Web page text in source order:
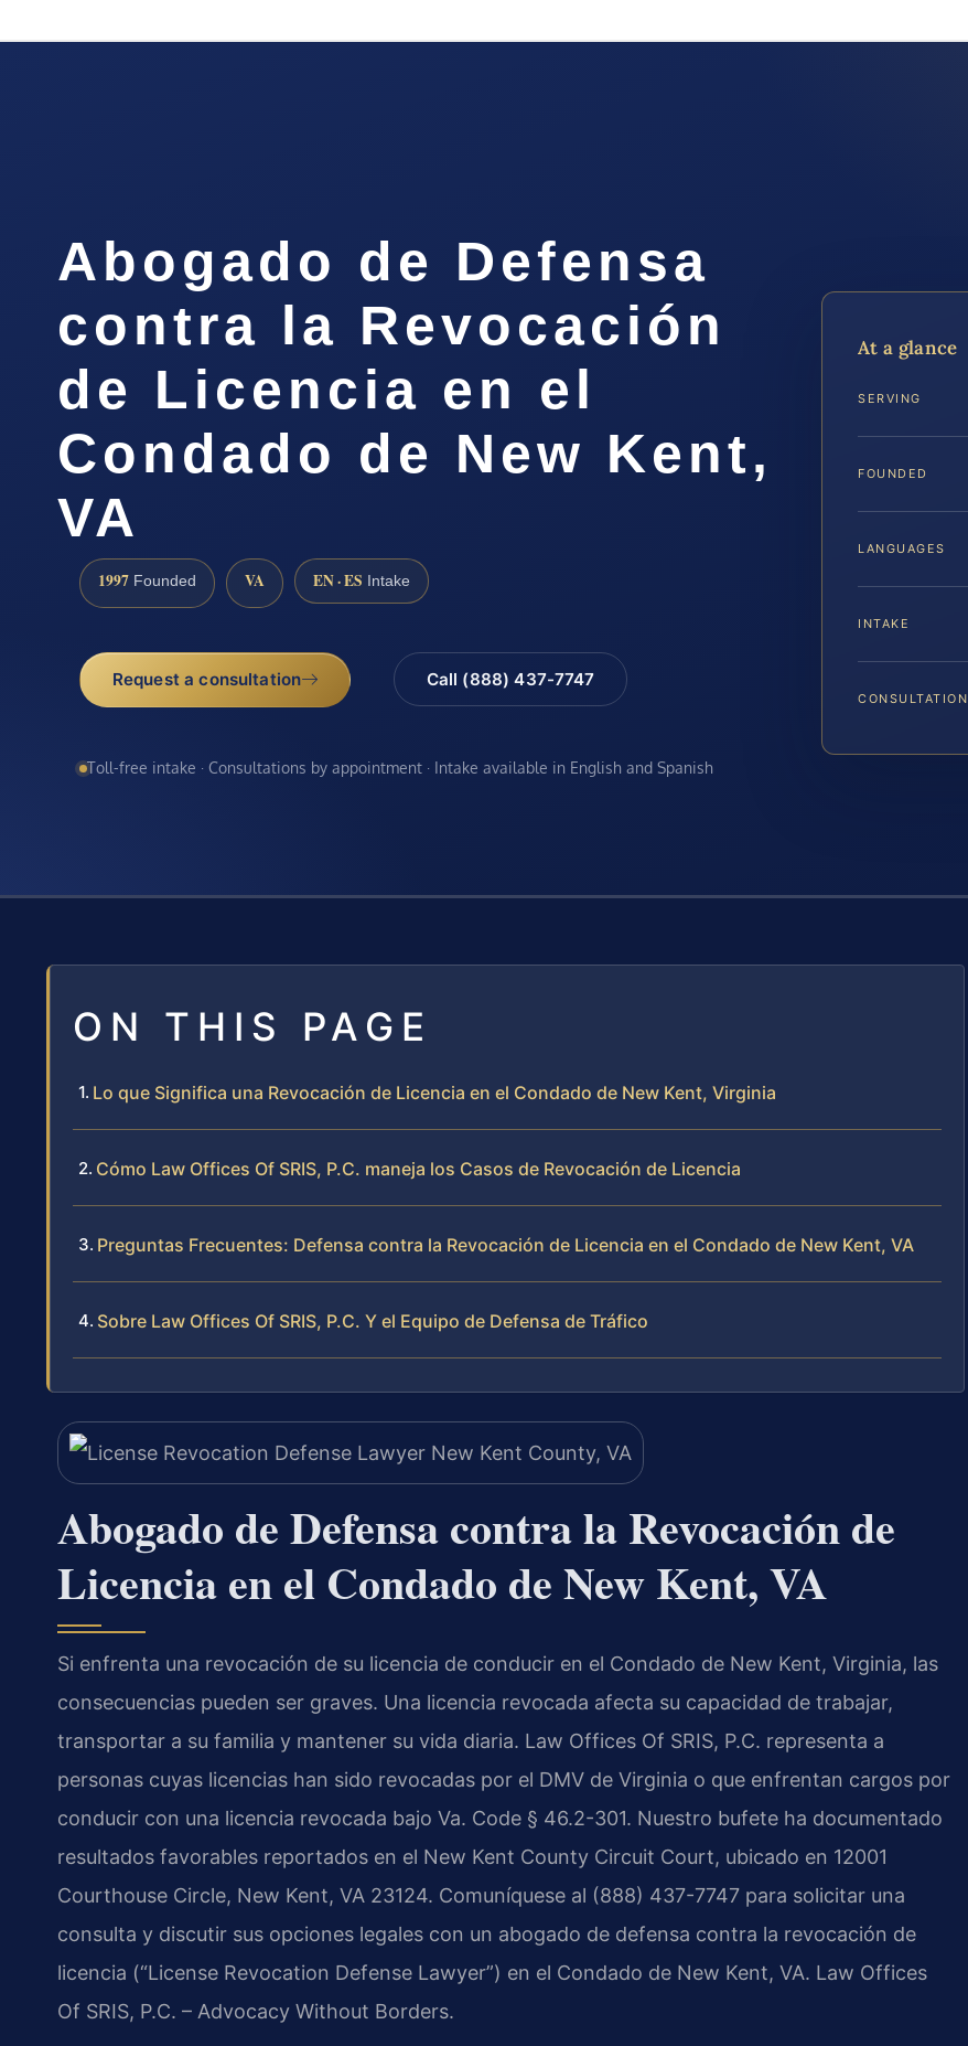
Abogado de Defensa
contra la Revocación
de Licencia en el
Condado de New Kent,
VA
1997 Founded VA EN · ES Intake
Request a consultation Call (888) 437-7747
Toll-free intake · Consultations by appointment · Intake available in English and Spanish
At a glance
SERVING
FOUNDED
LANGUAGES
INTAKE
CONSULTATION
ON THIS PAGE
Lo que Significa una Revocación de Licencia en el Condado de New Kent, Virginia
Cómo Law Offices Of SRIS, P.C. maneja los Casos de Revocación de Licencia
Preguntas Frecuentes: Defensa contra la Revocación de Licencia en el Condado de New Kent, VA
Sobre Law Offices Of SRIS, P.C. Y el Equipo de Defensa de Tráfico
Abogado de Defensa contra la Revocación de
Licencia en el Condado de New Kent, VA
Si enfrenta una revocación de su licencia de conducir en el Condado de New Kent, Virginia, las
consecuencias pueden ser graves. Una licencia revocada afecta su capacidad de trabajar,
transportar a su familia y mantener su vida diaria. Law Offices Of SRIS, P.C. representa a
personas cuyas licencias han sido revocadas por el DMV de Virginia o que enfrentan cargos por
conducir con una licencia revocada bajo Va. Code § 46.2-301. Nuestro bufete ha documentado
resultados favorables reportados en el New Kent County Circuit Court, ubicado en 12001
Courthouse Circle, New Kent, VA 23124. Comuníquese al (888) 437-7747 para solicitar una
consulta y discutir sus opciones legales con un abogado de defensa contra la revocación de
licencia (“License Revocation Defense Lawyer”) en el Condado de New Kent, VA. Law Offices
Of SRIS, P.C. – Advocacy Without Borders.